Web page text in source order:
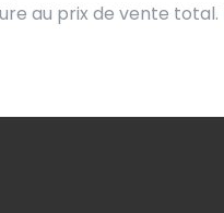
au prix de vente total.